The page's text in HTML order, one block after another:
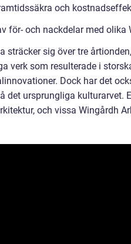
och
för- och nackdelar med olika
sträcker sig över tre
verk som resulterade i
Dock har det
det ursprungliga kulturarvet.
och vissa Wingårdh